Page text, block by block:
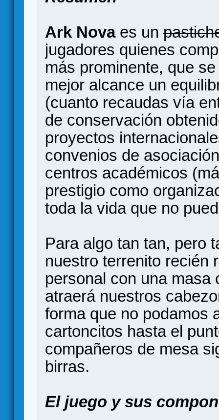
Ark Novaes un
jugadores quienes
más prominente, que
mejor alcance un
(cuanto recaudas vía
de conservación
proyectos
convenios de
centros académicos
prestigio como
toda la vida que no
Para algo tan tan, pero
nuestro terrenito recién
personal con una masa
atraerá nuestros
forma que no podamos
cartoncitos hasta el
compañeros de mesa
birras.
El juego y sus